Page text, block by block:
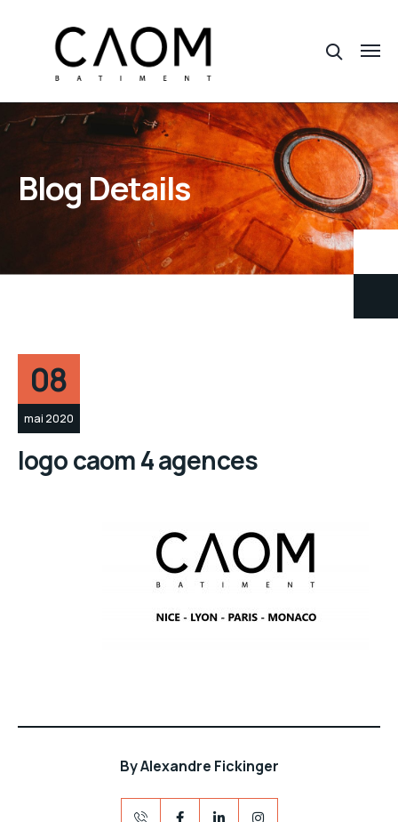
Blog Details
08
mai 2020
logo caom 4 agences
ByAlexandre Fickinger